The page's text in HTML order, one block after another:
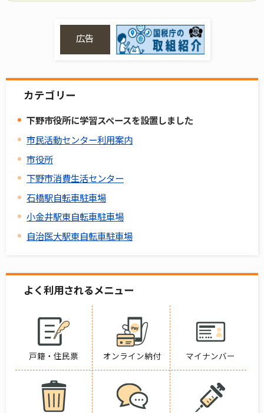
広告
カテゴリー
下野市役所に学習スペースを設置しました
市民活動センター利用案内
市役所
下野市消費生活センター
石橋駅自転車駐車場
小金井駅東自転車駐車場
自治医大駅東自転車駐車場
よく利用されるメニュー
戸籍・住民票 オンライン納付 マイナンバー